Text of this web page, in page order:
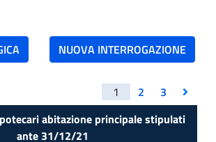
NUOVA INTERROGAZIONE
1 2 3
abitazione principale stipulati